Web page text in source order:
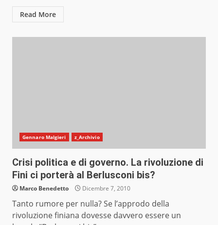
Read More
Gennaro Malgieri z_Archivio
Crisi politica e di governo. La rivoluzione di
Fini ci porterà al Berlusconi bis?
Marco Benedetto Dicembre 7, 2010
Tanto rumore per nulla? Se l’approdo della
rivoluzione finiana dovesse davvero essere un